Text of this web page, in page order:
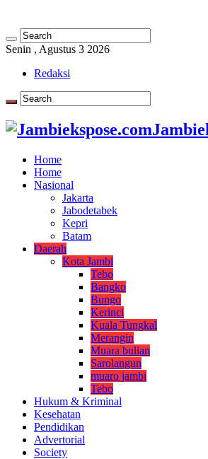
Senin , Agustus 3 2026
Redaksi
Home
Home
Nasional
Jakarta
Jabodetabek
Kepri
Batam
Daerah
Kota Jambi
Tebo
Bangko
Bungo
Kerinci
Kuala Tungkal
Merangin
Muara bulian
Sarolangun
muaro jambi
Tebo
Hukum & Kriminal
Kesehatan
Pendidikan
Advertorial
Society